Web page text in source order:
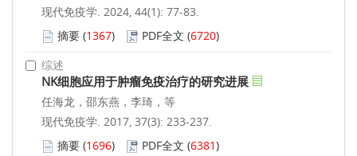
现代免疫学. 2024, 44(1): 77-83.
摘要 (1367) PDF全文 (6720)
综述
NK细胞应用于肿瘤免疫治疗的研究进展
任海龙，邵东燕，李琦，等
现代免疫学. 2017, 37(3): 233-237.
摘要 (1696) PDF全文 (6381)